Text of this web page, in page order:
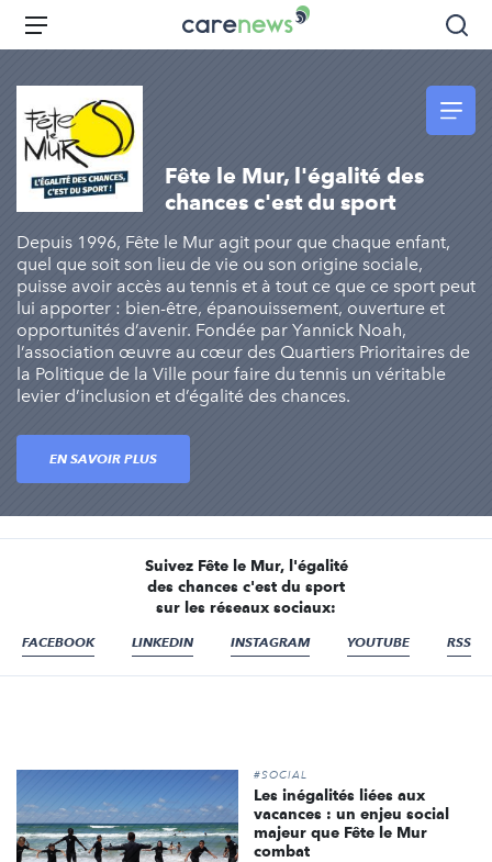
Aller
principal
Carenews,
Le
l'engagement
Menu
Fête le Mur, l'égalité des
chances c'est du sport
Depuis 1996, Fête le Mur agit pour que chaque enfant,
quel que soit son lieu de vie ou son origine sociale,
puisse avoir accès au tennis et à tout ce que ce sport peut
lui apporter : bien-être, épanouissement, ouverture et
opportunités d’avenir. Fondée par Yannick Noah,
l’association œuvre au cœur des Quartiers Prioritaires de
la Politique de la Ville pour faire du tennis un véritable
levier d’inclusion et d’égalité des chances.
EN SAVOIR PLUS
Suivez Fête le Mur, l'égalité
des chances c'est du sport
sur les réseaux sociaux:
FACEBOOK LINKEDIN INSTAGRAM YOUTUBE RSS
#SOCIAL
Les inégalités liées aux
vacances : un enjeu social
majeur que Fête le Mur
combat